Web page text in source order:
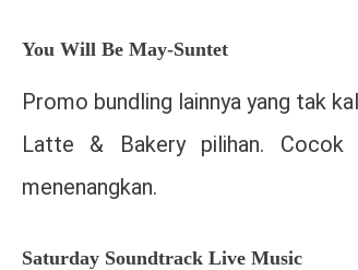
You Will Be May-Suntet
Promo bundling lainnya yang tak
Latte & Bakery pilihan. Cocok
menenangkan.
Saturday Soundtrack Live Music